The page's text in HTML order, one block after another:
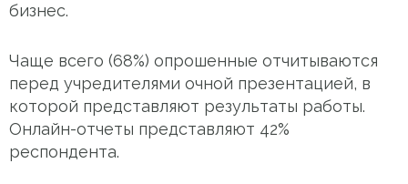
бизнес.
Чаще всего (68%) опрошенные отчитываются
перед учредителями очной презентацией, в
которой представляют результаты работы.
Онлайн-отчеты представляют 42%
респондента.